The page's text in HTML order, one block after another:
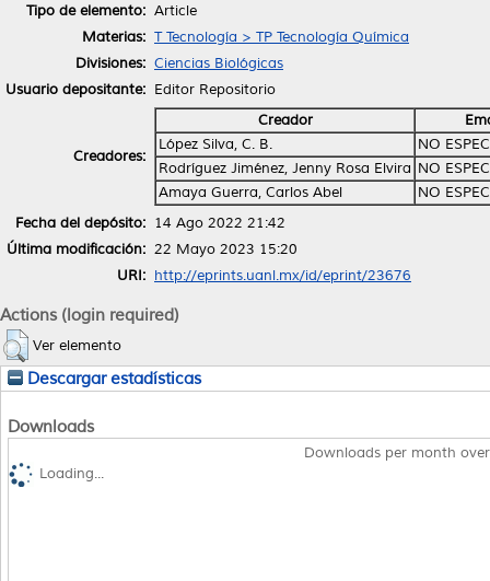
Tipo de elemento: Article
Materias: T Tecnología > TP Tecnología Química
Divisiones: Ciencias Biológicas
Usuario depositante: Editor Repositorio
Creadores:
Creador
López Silva, C. B.
NO
Rodríguez Jiménez, Jenny Rosa Elvira NO
Amaya Guerra, Carlos Abel
NO
Fecha del depósito: 14 Ago 2022 21:42
Última modificación: 22 Mayo 2023 15:20
URI: http://eprints.uanl.mx/id/eprint/23676
Actions (login required)
Ver elemento
Descargar estadísticas
Downloads
Downloads per month
Loading...